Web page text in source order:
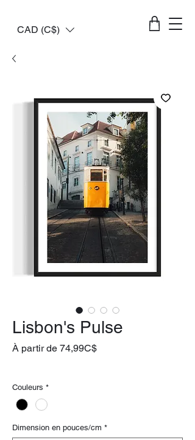
CAD (C$)
Lisbon's Pulse
À partir de 74,99C$Prix
Couleurs *
Dimension en pouces/cm *